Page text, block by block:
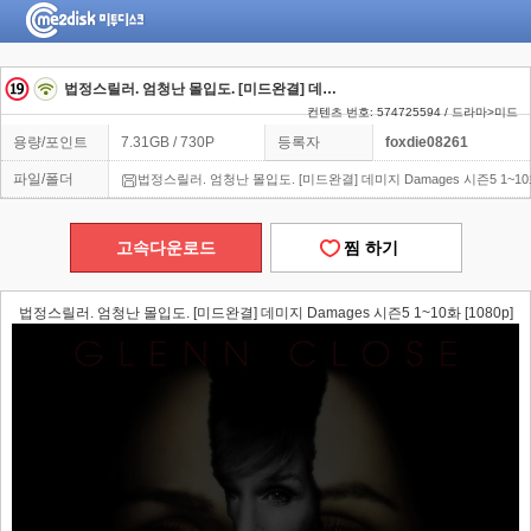
법정스릴러. 엄청난 몰입도. [미드완결] 데미지 Damages 시즌5 1~10화 [1080p]
컨텐츠 번호: 574725594 / 드라마>미드
용량/포인트 7.31GB / 730P 등록자 foxdie08261
파일/폴더 법정스릴러. 엄청난 몰입도. [미드완결] 데미지 Damages 시즌5
고속다운로드 찜 하기
법정스릴러. 엄청난 몰입도. [미드완결] 데미지 Damages 시즌5 1~10화 [1080p]